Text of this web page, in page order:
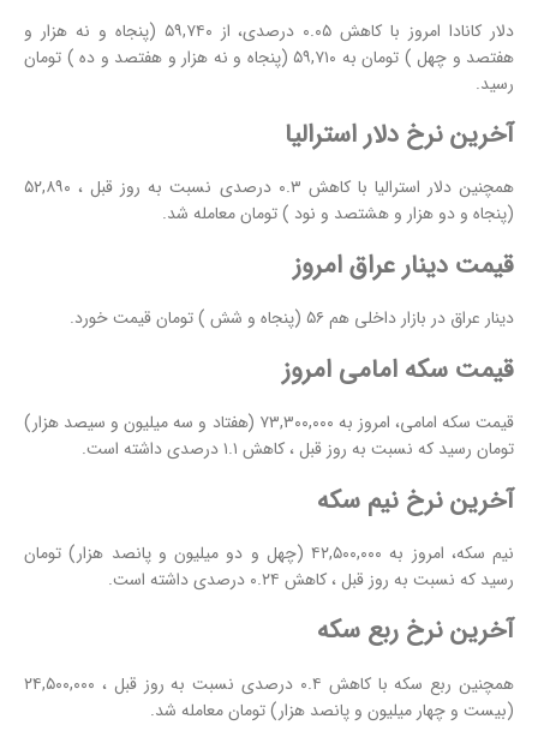
دلار کانادا امروز با کاهش ۰.۰۵ درصدی، از ۵۹,۷۴۰ (پنجاه و نه هزار و
هفتصد و چهل ) تومان به ۵۹,۷۱۰ (پنجاه و نه هزار و هفتصد و ده ) تومان
رسید.
آخرین نرخ دلار استرالیا
همچنین دلار استرالیا با کاهش ۰.۳ درصدی نسبت به روز قبل ، ۵۲,۸۹۰
(پنجاه و دو هزار و هشتصد و نود ) تومان معامله شد.
قیمت دینار عراق امروز
دینار عراق در بازار داخلی هم ۵۶ (پنجاه و شش ) تومان قیمت خورد.
قیمت سکه امامی امروز
قیمت سکه
امامی، امروز به ۷۳,۳۰۰,۰۰۰ (هفتاد و سه میلیون و سیصد هزار)
تومان رسید که نسبت به روز قبل ، کاهش ۱.۱ درصدی داشته است.
آخرین نرخ نیم سکه
نیم سکه، امروز به ۴۲,۵۰۰,۰۰۰ (چهل و دو میلیون و پانصد هزار) تومان
رسید که نسبت به روز قبل ، کاهش ۰.۲۴ درصدی داشته است.
آخرین نرخ ربع سکه
همچنین ربع سکه با کاهش ۰.۴ درصدی نسبت به روز قبل ، ۲۴,۵۰۰,۰۰۰
(بیست و چهار میلیون و پانصد هزار) تومان معامله شد.